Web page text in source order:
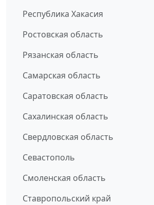
Республика Хакасия
Ростовская область
Рязанская область
Самарская область
Саратовская область
Сахалинская область
Свердловская область
Севастополь
Смоленская область
Ставропольский край